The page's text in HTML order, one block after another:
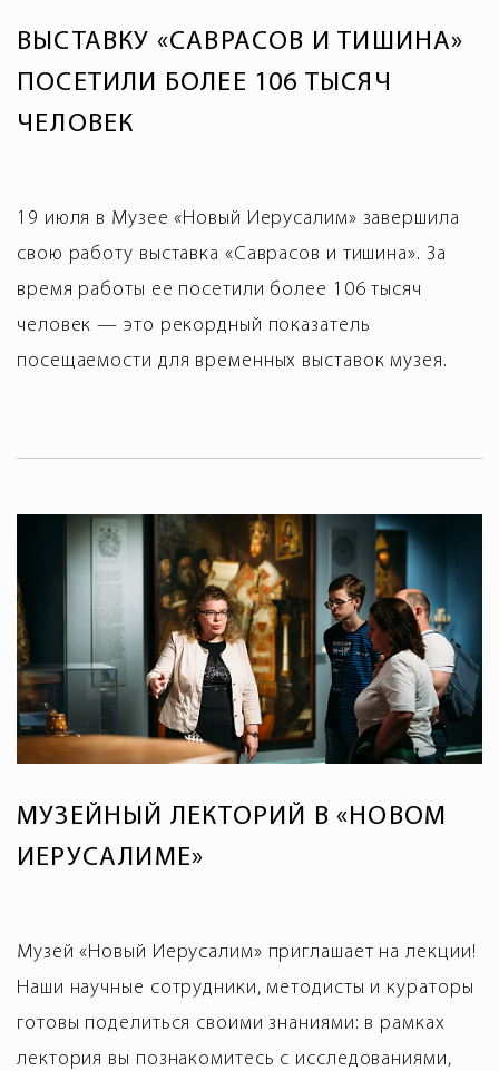
ВЫСТАВКУ «САВРАСОВ И ТИШИНА»
ПОСЕТИЛИ БОЛЕЕ 106 ТЫСЯЧ
ЧЕЛОВЕК
19 июля в Музее «Новый Иерусалим» завершила
свою работу выставка «Саврасов и тишина». За
время работы ее посетили более 106 тысяч
человек — это рекордный показатель
посещаемости для временных выставок музея.
МУЗЕЙНЫЙ ЛЕКТОРИЙ В «НОВОМ
ИЕРУСАЛИМЕ»
Музей «Новый Иерусалим» приглашает на лекции!
Наши научные сотрудники, методисты и кураторы
готовы поделиться своими знаниями: в рамках
лектория вы познакомитесь с исследованиями,